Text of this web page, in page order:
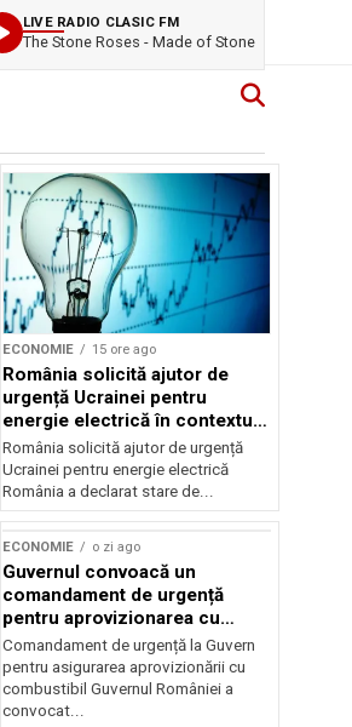
LIVE RADIO CLASIC FM
The Stone Roses - Made of Stone
ECONOMIE 15 ore ago
România solicită ajutor de
urgență Ucrainei pentru
energie electrică în contextul
crizei energetice
România solicită ajutor de urgență
Ucrainei pentru energie electrică
România a declarat stare de...
ECONOMIE o zi ago
Guvernul convoacă un
comandament de urgență
pentru aprovizionarea cu
combustibil
Comandament de urgență la Guvern
pentru asigurarea aprovizionării cu
combustibil Guvernul României a
convocat...